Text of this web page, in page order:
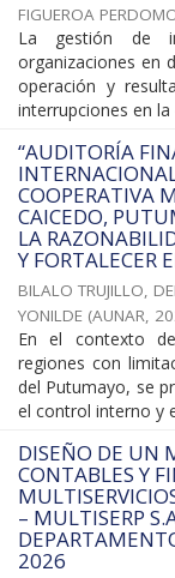
FIGUEROA
La gestión de
organizaciones en
operación y
interrupciones en
“AUDITORÍA
COOPERATIVA
CAICEDO,
LA
Y FORTALECER
BILALO TRUJILLO,
YONILDE (AUNAR,
En el contexto
regiones con
del Putumayo, se
el control interno y
DISEÑO DE UN
CONTABLES Y
– MULTISERP
2026